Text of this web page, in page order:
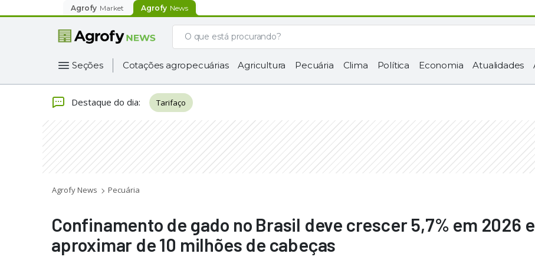
Agrofy Market Agrofy News
Seções Cotações agropecuárias Agricultura Pecuária Clima Política Economia Atualidades
Destaque do dia: Tarifaço
Agrofy News Pecuária
Confinamento de gado no Brasil deve crescer 5,7% em 2026
aproximar de 10 milhões de cabeças